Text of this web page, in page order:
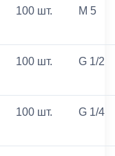
100 шт. M 5
100 шт. G 1/2
100 шт. G 1/4